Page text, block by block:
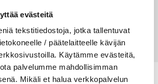
evästeitä
tekstitiedostoja, jotka tallentuvat
/ päätelaitteelle kävijän
Käytämme evästeitä,
palvelumme mahdollisimman
Mikäli et halua verkkopalvelun